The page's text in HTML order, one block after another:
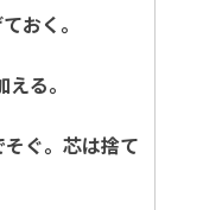
おく。
る。
ぐ。芯は捨て